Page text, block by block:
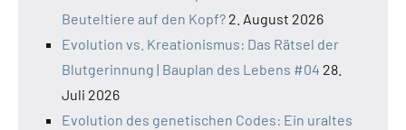
Beuteltiere auf den Kopf? 2. August 2026
Evolution vs. Kreationismus: Das Rätsel der
Blutgerinnung | Bauplan des Lebens #04 28.
Juli 2026
Evolution des genetischen Codes: Ein uraltes